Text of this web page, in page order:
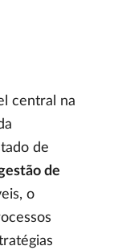
central na
de
de
o